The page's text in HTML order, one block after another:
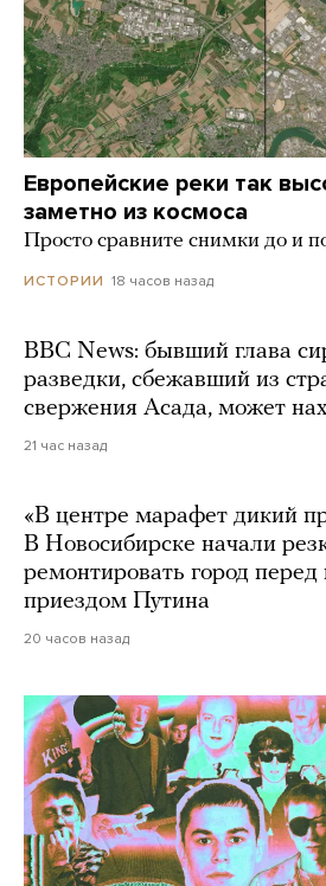
Европейские реки так
заметно из космоса
Просто сравните снимки до и
ИСТОРИИ 18 часов назад
BBC News: бывший глава
разведки, сбежавший из
свержения Асада, может
21 час назад
«В центре марафет дикий
В Новосибирске начали
ремонтировать город
приездом Путина
20 часов назад